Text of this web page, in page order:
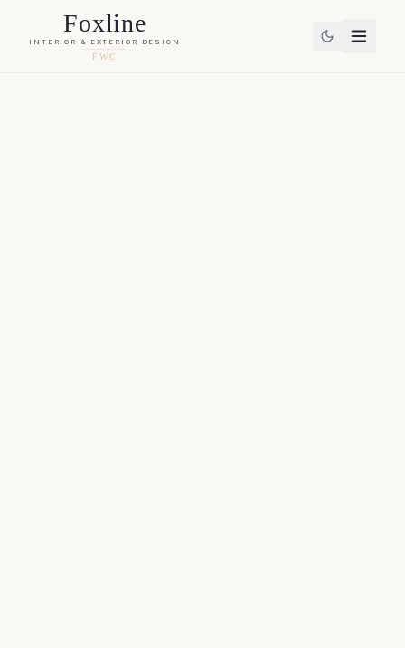
Foxline
INTERIOR & EXTERIOR DESIGN
FWC